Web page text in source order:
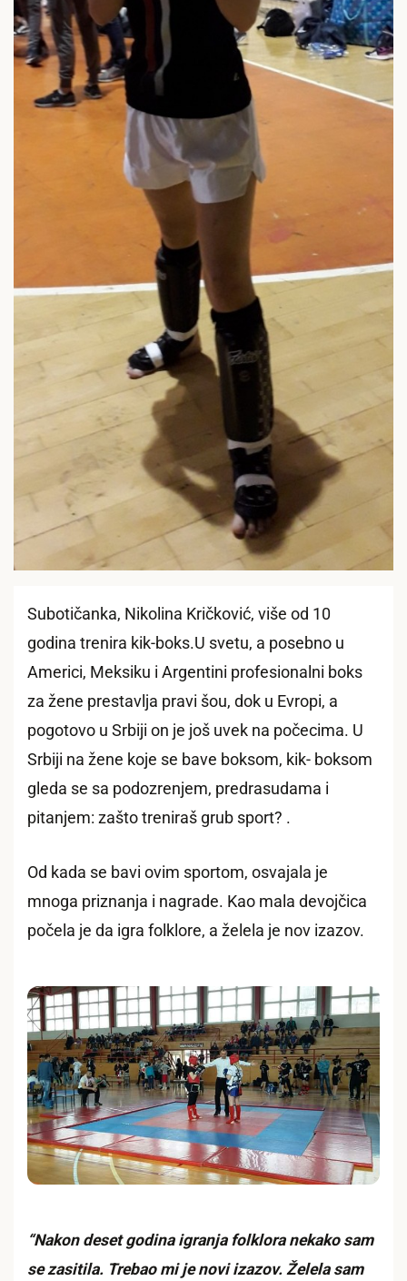
Subotičanka, Nikolina Kričković, više od 10
godina trenira kik-boks.U svetu, a posebno u
Americi, Meksiku i Argentini profesionalni boks
za žene prestavlja pravi šou, dok u Evropi, a
pogotovo u Srbiji on je još uvek na počecima. U
Srbiji na žene koje se bave boksom, kik- boksom
gleda se sa podozrenjem, predrasudama i
pitanjem: zašto treniraš grub sport? .
Od kada se bavi ovim sportom, osvajala je
mnoga priznanja i nagrade. Kao mala devojčica
počela je da igra folklore, a želela je nov izazov.
“Nakon deset godina igranja folklora nekako sam
se zasitila. Trebao mi je novi izazov. Želela sam